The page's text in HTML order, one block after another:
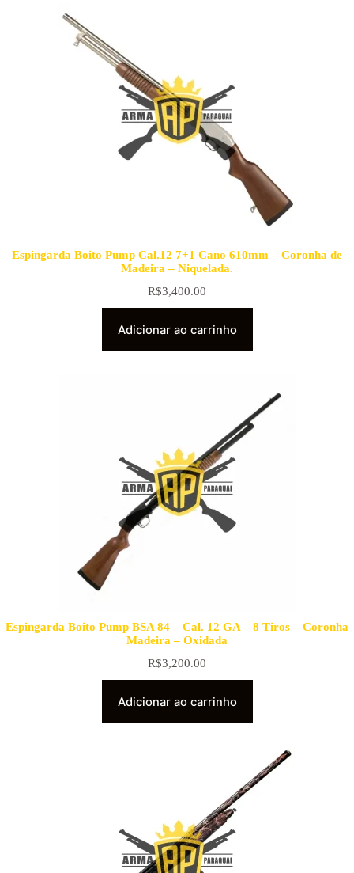
Espingarda Boito Pump Cal.12 7+1 Cano 610mm – Coronha de
Madeira – Niquelada.
R$3,400.00
Adicionar ao carrinho
Espingarda Boito Pump BSA 84 – Cal. 12 GA – 8 Tiros – Coronha
Madeira – Oxidada
R$3,200.00
Adicionar ao carrinho